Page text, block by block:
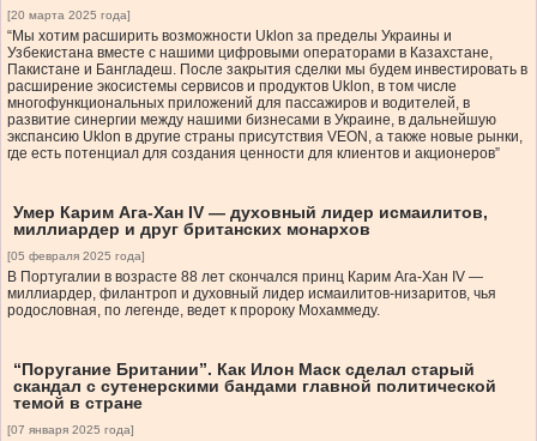
[20 марта 2025 года]
“Мы хотим расширить возможности Uklon за пределы Украины и
Узбекистана вместе с нашими цифровыми операторами в Казахстане,
Пакистане и Бангладеш. После закрытия сделки мы будем инвестировать в
расширение экосистемы сервисов и продуктов Uklon, в том числе
многофункциональных приложений для пассажиров и водителей, в
развитие синергии между нашими бизнесами в Украине, в дальнейшую
экспансию Uklon в другие страны присутствия VEON, а также новые рынки,
где есть потенциал для создания ценности для клиентов и акционеров”
Умер Карим Ага-Хан IV — духовный лидер исмаилитов,
миллиардер и друг британских монархов
[05 февраля 2025 года]
В Португалии в возрасте 88 лет скончался принц Карим Ага-Хан IV —
миллиардер, филантроп и духовный лидер исмаилитов-низаритов, чья
родословная, по легенде, ведет к пророку Мохаммеду.
“Поругание Британии”. Как Илон Маск сделал старый
скандал с сутенерскими бандами главной политической
темой в стране
[07 января 2025 года]